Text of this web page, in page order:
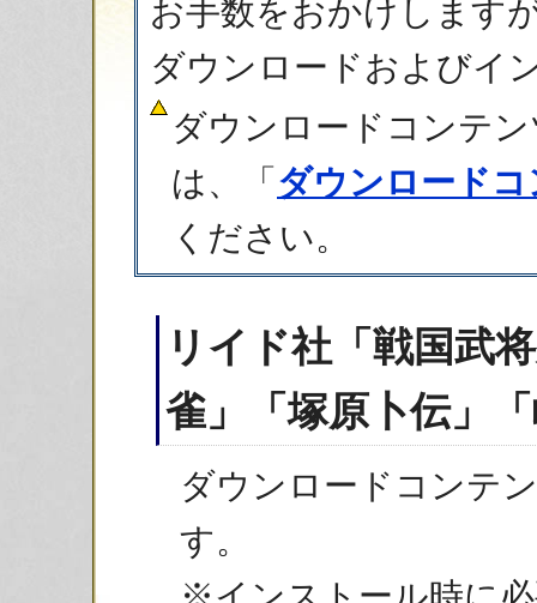
お手数をおかけします
ダウンロードおよびイ
ダウンロードコンテ
は、「 ダウンロード
ください。
リイド社「戦国武
雀」「塚原卜伝」
ダウンロードコンテ
す。